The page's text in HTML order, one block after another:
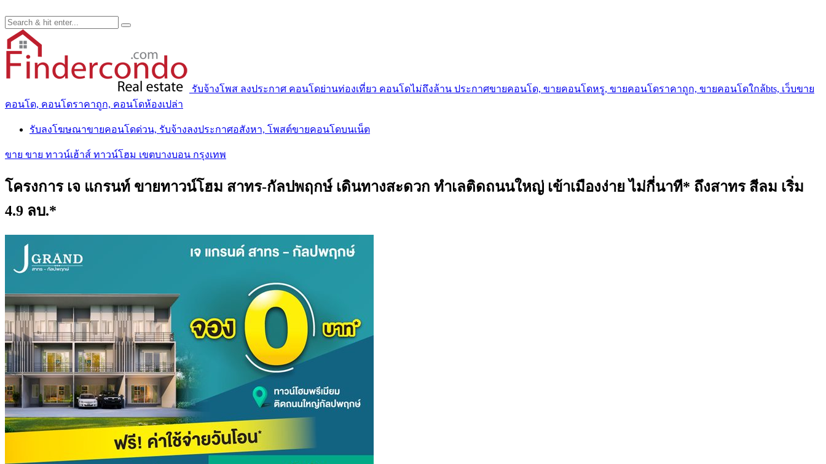
รับจ้างโพส ลงประกาศ คอนโดย่านท่องเที่ยว คอนโดไม่ถึงล้าน ประกาศขายคอนโด, ขายคอนโดหรู, ขายคอนโดราคาถูก, ขายคอนโดใกล้bts, เว็บขาย
คอนโด, คอนโดราคาถูก, คอนโดห้องเปล่า
รับลงโฆษณาขายคอนโดด่วน, รับจ้างลงประกาศอสังหา, โพสต์ขายคอนโดบนเน็ต
ขาย ขาย ทาวน์เฮ้าส์ ทาวน์โฮม เขตบางบอน กรุงเทพ
โครงการ เจ แกรนท์ ขายทาวน์โฮม สาทร-กัลปพฤกษ์ เดินทางสะดวก ทำเลติดถนนใหญ่ เข้าเมืองง่าย ไม่กี่นาที* ถึงสาทร สีลม เริ่ม
4.9 ลบ.*